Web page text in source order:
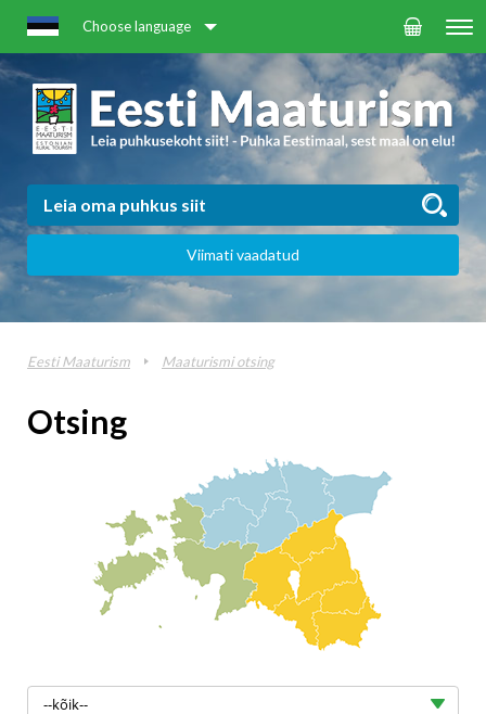
Choose language
Viimati vaadatud
Eesti Maaturism Maaturismi otsing
Otsing